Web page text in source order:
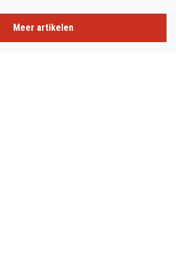
Meer artikelen